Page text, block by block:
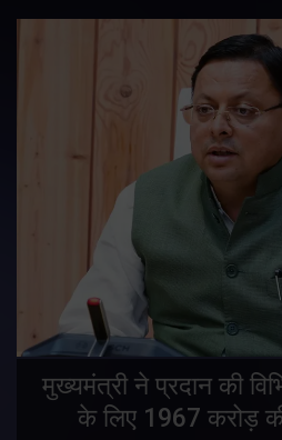
मुख्यमंत्री ने प्रदान की
के लिए 1967 करोड़ की